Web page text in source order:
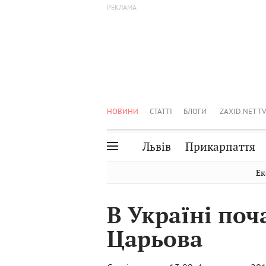
НОВИНИ СТАТТІ БЛОГИ ZAXID.NET TV
Львів Прикарпаття
Волинь
Закарпаття
Чернівці
В Україні
Царьова